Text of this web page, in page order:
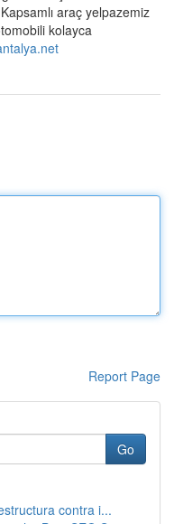
araç yelpazemiz
kolayca
Report Page
Go
contra i...